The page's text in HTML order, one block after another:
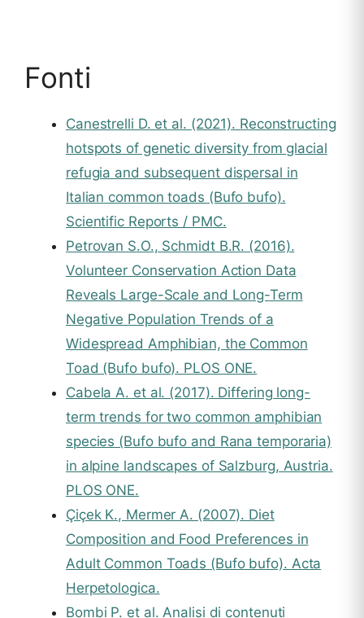
Fonti
Canestrelli D. et al. (2021). Reconstructing
hotspots of genetic diversity from glacial
refugia and subsequent dispersal in
Italian common toads (Bufo bufo).
Scientific Reports / PMC.
Petrovan S.O., Schmidt B.R. (2016).
Volunteer Conservation Action Data
Reveals Large-Scale and Long-Term
Negative Population Trends of a
Widespread Amphibian, the Common
Toad (Bufo bufo). PLOS ONE.
Cabela A. et al. (2017). Differing long-
term trends for two common amphibian
species (Bufo bufo and Rana temporaria)
in alpine landscapes of Salzburg, Austria.
PLOS ONE.
Çiçek K., Mermer A. (2007). Diet
Composition and Food Preferences in
Adult Common Toads (Bufo bufo). Acta
Herpetologica.
Bombi P. et al. Analisi di contenuti